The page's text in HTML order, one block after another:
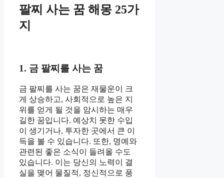
팔찌 사는 꿈 해몽 25가
지
1. 금 팔찌를 사는 꿈
금 팔찌를 사는 꿈은 재물운이 크
게 상승하고, 사회적으로 높은 지
위를 얻게 될 것을 암시하는 매우
길한 꿈입니다. 예상치 못한 수입
이 생기거나, 투자한 곳에서 큰 이
득을 볼 수 있습니다. 또한, 명예와
관련된 좋은 소식이 들려올 수도
있습니다. 이는 당신의 노력이 결
실을 맺어 물질적, 정신적으로 풍